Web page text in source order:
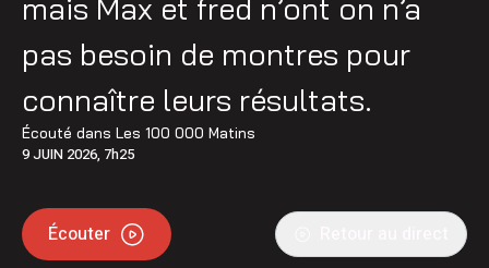
mais Max et fred n’ont on n’a
pas besoin de montres pour
connaître leurs résultats.
Écouté dans Les 100 000 Matins
9 JUIN 2026, 7h25
Écouter